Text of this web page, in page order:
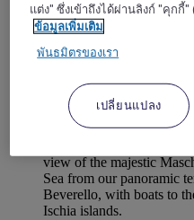
Mercure Napoli
Mercure Napoli Centro
experience the city of
minutes walk from the
view of the majestic
Sea from our panoramic
Beverello, with boats to
Ischia islands.
แต่ง" ซึ่งเข้าถึงได้ผ่านลิงก์ "คุกกี้
ข้อมูลเพิ่มเติม
พันธมิตรของเรา
เปลี่ยนแปลง